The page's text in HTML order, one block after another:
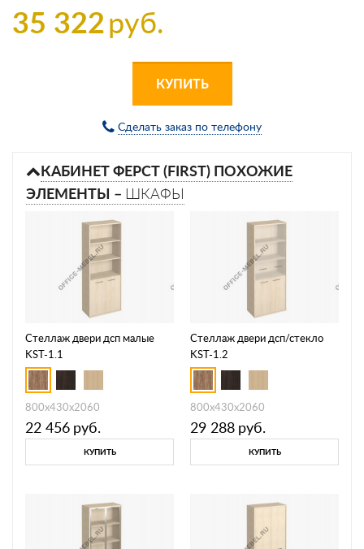
35 322руб.
КУПИТЬ
Сделать заказ по телефону
КАБИНЕТ ФЕРСТ (FIRST) ПОХОЖИЕ
ЭЛЕМЕНТЫ – ШКАФЫ
Стеллаж двери дсп малые
KST-1.1
800х430х2060
22 456 руб.
КУПИТЬ
Стеллаж двери дсп/стекло
KST-1.2
800х430х2060
29 288 руб.
КУПИТЬ